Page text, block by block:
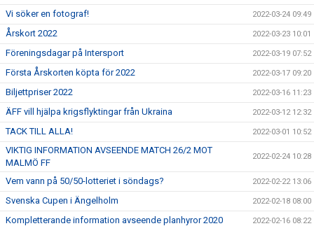
Vi söker en fotograf! 2022-03-24 09:49
Årskort 2022 2022-03-23 10:01
Föreningsdagar på Intersport 2022-03-19 07:52
Första Årskorten köpta för 2022 2022-03-17 09:20
Biljettpriser 2022 2022-03-16 11:23
ÄFF vill hjälpa krigsflyktingar från Ukraina 2022-03-12 12:32
TACK TILL ALLA! 2022-03-01 10:52
VIKTIG INFORMATION AVSEENDE MATCH 26/2 MOT
MALMÖ FF
2022-02-24 10:28
Vem vann på 50/50-lotteriet i söndags? 2022-02-22 13:06
Svenska Cupen i Ängelholm 2022-02-18 08:00
Kompletterande information avseende planhyror 2020 2022-02-16 08:22